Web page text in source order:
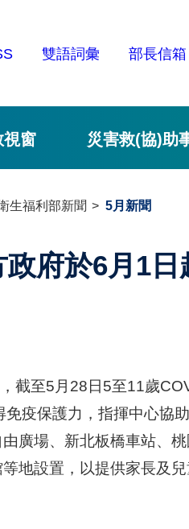
雙語詞彙 部長信箱
視窗 災害救(協)助
生福利部新聞 5月新聞
府於6月1
截至5月28日5至11歲
免疫保護力，指揮中心協
廣場、新北板橋車站、
地設置，以提供家長及